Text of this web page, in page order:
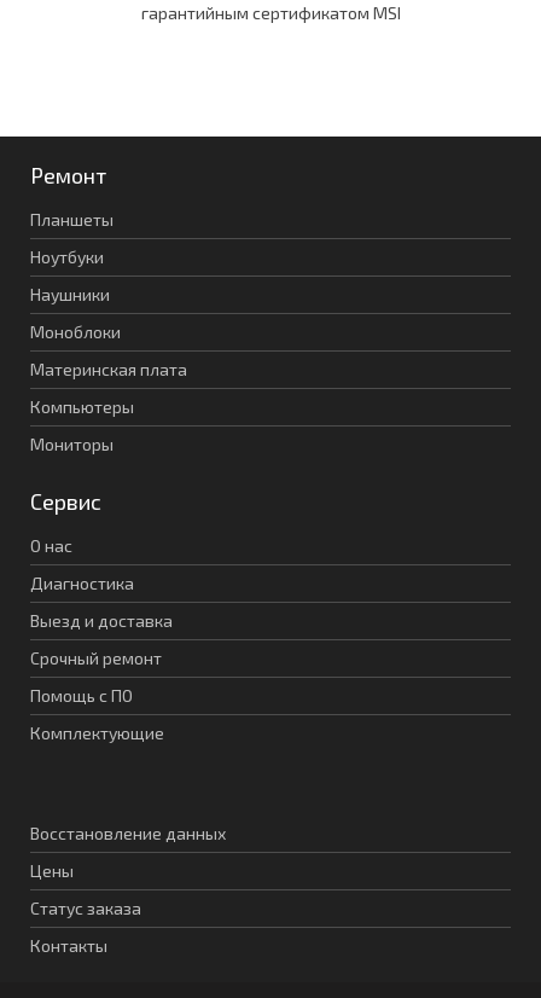
гарантийным сертификатом MSI
Ремонт
Планшеты
Ноутбуки
Наушники
Моноблоки
Материнская плата
Компьютеры
Мониторы
Сервис
О нас
Диагностика
Выезд и доставка
Срочный ремонт
Помощь с ПО
Комплектующие
Восстановление данных
Цены
Статус заказа
Контакты